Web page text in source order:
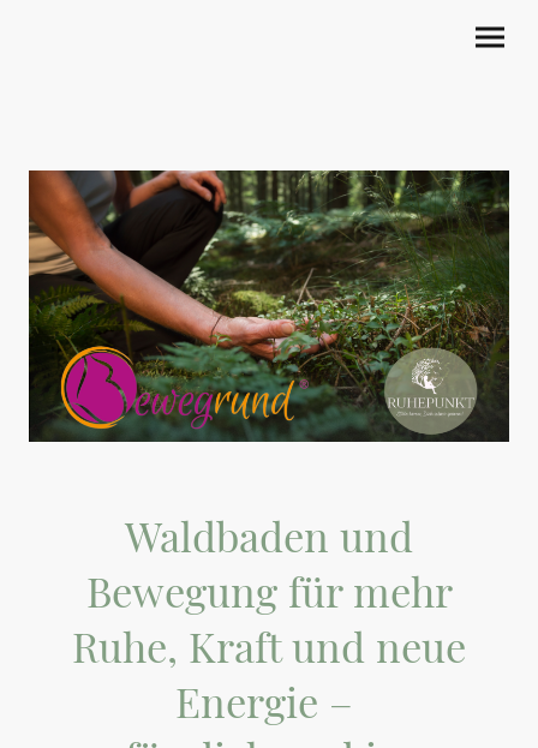
Waldbaden und
Bewegung für mehr
Ruhe, Kraft und neue
Energie –